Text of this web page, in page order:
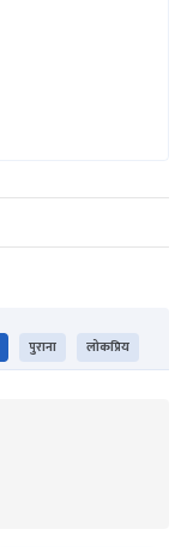
पुराना लोकप्रिय